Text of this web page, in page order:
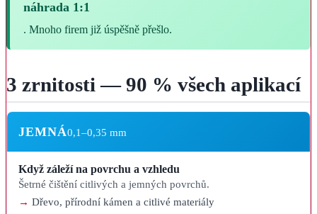
náhrada 1:1
. Mnoho firem již úspěšně přešlo.
3 zrnitosti — 90 % všech aplikací
JEMNÁ0,1–0,35 mm
Když záleží na povrchu a vzhledu
Šetrné čištění citlivých a jemných povrchů.
Dřevo, přírodní kámen a citlivé materiály